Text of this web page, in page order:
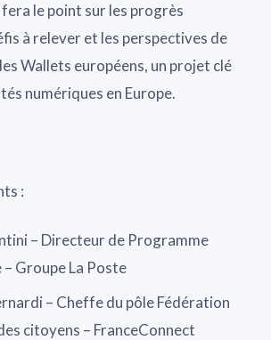
le point sur les progrès
à relever et les perspectives de
Wallets européens, un projet clé
numériques en Europe.
:
– Directeur de Programme
Groupe La Poste
– Cheffe du pôle Fédération
citoyens – FranceConnect